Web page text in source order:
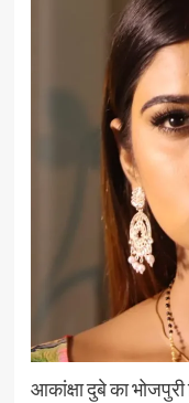
आकांक्षा दुबे का